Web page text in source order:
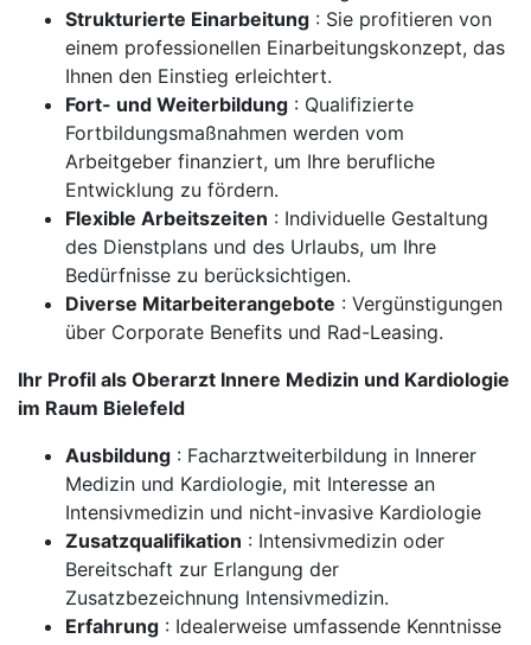
Strukturierte Einarbeitung : Sie profitieren von
einem professionellen Einarbeitungskonzept, das
Ihnen den Einstieg erleichtert.
Fort- und Weiterbildung : Qualifizierte
Fortbildungsmaßnahmen werden vom
Arbeitgeber finanziert, um Ihre berufliche
Entwicklung zu fördern.
Flexible Arbeitszeiten : Individuelle Gestaltung
des Dienstplans und des Urlaubs, um Ihre
Bedürfnisse zu berücksichtigen.
Diverse Mitarbeiterangebote : Vergünstigungen
über Corporate Benefits und Rad-Leasing.
Ihr Profil als Oberarzt Innere Medizin und Kardiologie
im Raum Bielefeld
Ausbildung : Facharztweiterbildung in Innerer
Medizin und Kardiologie, mit Interesse an
Intensivmedizin und nicht-invasive Kardiologie
Zusatzqualifikation : Intensivmedizin oder
Bereitschaft zur Erlangung der
Zusatzbezeichnung Intensivmedizin.
Erfahrung : Idealerweise umfassende Kenntnisse